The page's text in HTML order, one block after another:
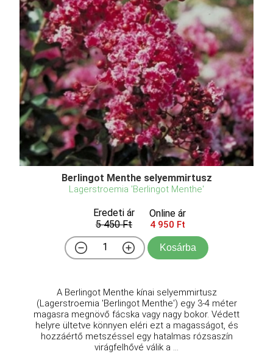
Berlingot Menthe selyemmirtusz
Lagerstroemia 'Berlingot Menthe'
Eredeti ár
5 450 Ft
Online ár
4 950 Ft
Kosárba
A Berlingot Menthe kínai selyemmirtusz
(Lagerstroemia 'Berlingot Menthe') egy 3-4 méter
magasra megnövő fácska vagy nagy bokor. Védett
helyre ültetve könnyen eléri ezt a magasságot, és
hozzáértő metszéssel egy hatalmas rózsaszín
virágfelhővé válik a ...